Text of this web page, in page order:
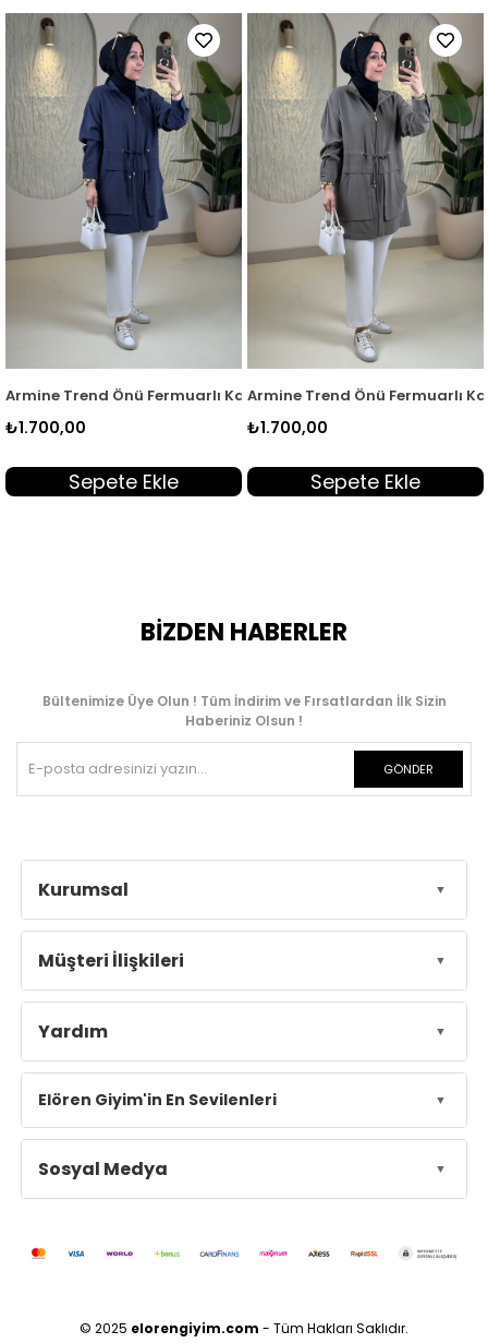
Giyçık Haki MSE 4049
Cep Görünümlü Kadın Bomber Giyçık Siyah MSE 4049
Armine Trend Önü Fermuarlı Kadın Bomber Giyçık Lacivert ARM
₺1.700,00
Sepete Ekle
Armine Trend Önü Fermuarlı
₺1.700,00
Sepete Ekle
BİZDEN HABERLER
Bültenimize Üye Olun ! Tüm İndirim ve Fırsatlardan İlk Sizin
Haberiniz Olsun !
GÖNDER
Kurumsal
Müşteri İlişkileri
Yardım
Elören Giyim'in En Sevilenleri
Sosyal Medya
© 2025 elorengiyim.com - Tüm Hakları Saklıdır.